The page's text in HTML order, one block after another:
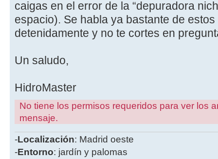
caigas en el error de la “depuradora
espacio). Se habla ya bastante de
detenidamente y no te cortes en
Un saludo,
HidroMaster
No tiene los permisos requeridos para ver los
mensaje.
-Localización: Madrid oeste
-Entorno: jardín y palomas